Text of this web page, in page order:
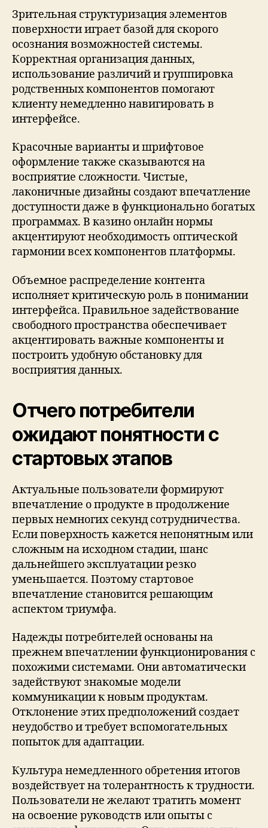
Зрительная структуризация элементов
поверхности играет базой для скорого
осознания возможностей системы.
Корректная организация данных,
использование различий и группировка
родственных компонентов помогают
клиенту немедленно навигировать в
интерфейсе.
Красочные варианты и шрифтовое
оформление также сказываются на
восприятие сложности. Чистые,
лаконичные дизайны создают впечатление
доступности даже в функционально богатых
программах. В казино онлайн нормы
акцентируют необходимость оптической
гармонии всех компонентов платформы.
Объемное распределение контента
исполняет критическую роль в понимании
интерфейса. Правильное задействование
свободного пространства обеспечивает
акцентировать важные компоненты и
построить удобную обстановку для
восприятия данных.
Отчего потребители
ожидают понятности с
стартовых этапов
Актуальные пользователи формируют
впечатление о продукте в продолжение
первых немногих секунд сотрудничества.
Если поверхность кажется непонятным или
сложным на исходном стадии, шанс
дальнейшего эксплуатации резко
уменьшается. Поэтому стартовое
впечатление становится решающим
аспектом триумфа.
Надежды потребителей основаны на
прежнем впечатлении функционирования с
похожими системами. Они автоматически
задействуют знакомые модели
коммуникации к новым продуктам.
Отклонение этих предположений создает
неудобство и требует вспомогательных
попыток для адаптации.
Культура немедленного обретения итогов
воздействует на толерантность к трудности.
Пользователи не желают тратить момент
на освоение руководств или опыты с